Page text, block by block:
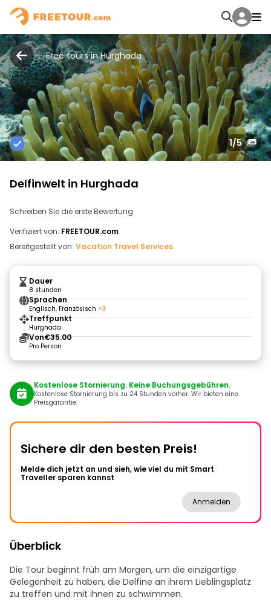
Free tours in Hurghada
1/5
Delfinwelt in Hurghada
Schreiben Sie die erste Bewertung
Verifiziert von: FREETOUR.com
Bereitgestellt von: Vacation Travel Services
Dauer
8 stunden
Sprachen
Englisch, Französisch +3
Treffpunkt
Hurghada
Von€35.00
Pro Person
Kostenlose Stornierung. Keine Buchungsgebühren.
Kostenlose Stornierung bis zu 24 Stunden vorher. Wir bieten eine
Preisgarantie.
Sichere dir den besten Preis!
Melde dich jetzt an und sieh, wie viel du mit Smart
Traveller sparen kannst
Anmelden
Überblick
Die Tour beginnt früh am Morgen, um die einzigartige
Gelegenheit zu haben, die Delfine an ihrem Lieblingsplatz
zu treffen und mit ihnen zu schwimmen.